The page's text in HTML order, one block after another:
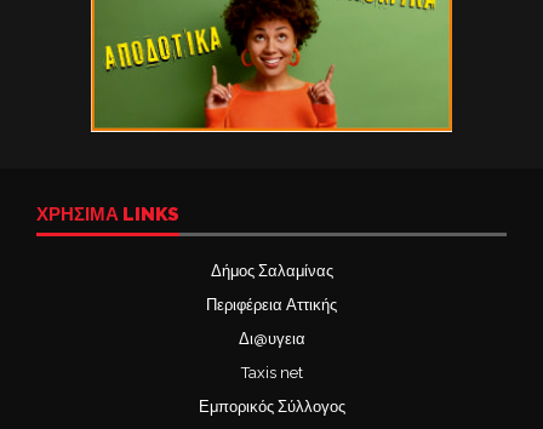
ΧΡΉΣΙΜΑ LINKS
Δήμος Σαλαμίνας
Περιφέρεια Αττικής
Δι@υγεια
Taxis net
Εμπορικός Σύλλογος